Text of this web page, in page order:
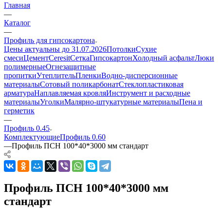
Главная
—
Каталог
—
Профиль для гипсокартона
Цены актуальны до 31.07.2026ПотолкиСухие
смесиЦементCeresitСеткаГипсокартонХолодный асфальтЛюки
полимерныеОгнезащитные
пропиткиУтеплительПленкиВодно-дисперсионные
материалыСотовый поликарбонатСтеклопластиковая
арматураНаплавляемая кровляИнструмент и расходные
материалыУголкиМалярно-штукатурные материалыПена и
герметик
—
Профиль 0.45
КомплектующиеПрофиль 0.60
—Профиль ПСН 100*40*3000 мм стандарт
Профиль ПСН 100*40*3000 мм
стандарт